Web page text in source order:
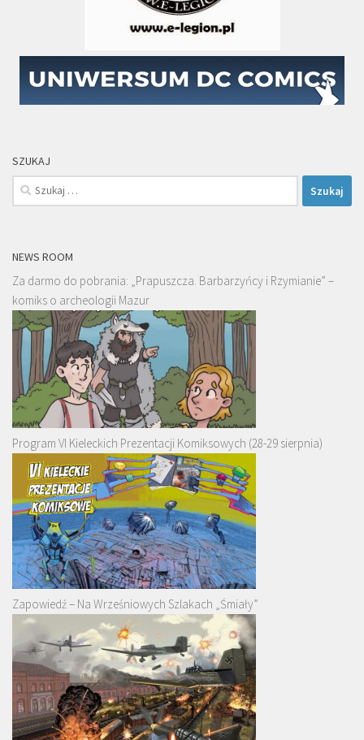
SZUKAJ
Szukaj:
NEWS ROOM
Za darmo do pobrania: „Prapuszcza. Barbarzyńcy i Rzymianie” –
komiks o archeologii Mazur
Program VI Kieleckich Prezentacji Komiksowych (28-29 sierpnia)
Zapowiedź – Na Wrześniowych Szlakach „Śmiały”